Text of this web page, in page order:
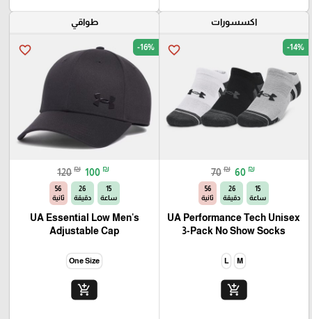
اكسسورات
favorite_border -14%
70 ₪ 60 ₪
15
ساعة
26
دقيقة
54
ثانية
UA Performance Tech Unisex
3-Pack No Show Socks
M
L
add_shopping_cart
طواقي
favorite_border -16%
120 ₪ 100 ₪
15
ساعة
26
دقيقة
54
ثانية
UA Essential Low Men's
Adjustable Cap
One Size
add_shopping_cart